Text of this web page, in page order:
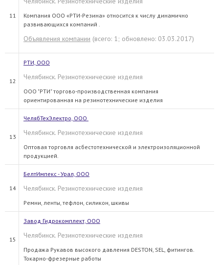
11
Компания ООО «РТИ-Резина» относится к числу динамично
развивающихся компаний .
Объявления компании (всего: 1; обновлено: 03.03.2017)
12
РТИ, ООО
Челябинск. Резинотехнические изделия
ООО "РТИ" торгово-производственная компания
ориентированная на резинотехнические изделия
13
ЧелябТехЭлектро, ООО
Челябинск. Резинотехнические изделия
Оптовая торговля асбестотехнической и электроизоляционной
продукцией.
14
БелтИмпекс - Урал, ООО
Челябинск. Резинотехнические изделия
Ремни, ленты, тефлон, силикон, шкивы
15
Завод Гидрокомплект, ООО
Челябинск. Резинотехнические изделия
Продажа Рукавов высокого давления DESTON, SEL, фитингов.
Токарно-фрезерные работы